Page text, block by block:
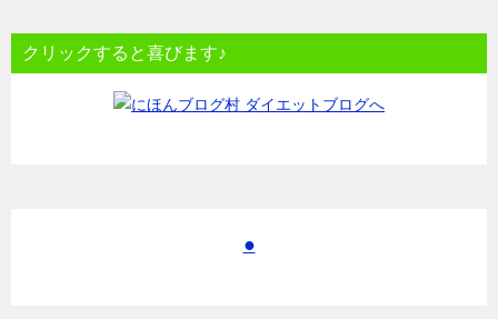
クリックすると喜びます♪
●